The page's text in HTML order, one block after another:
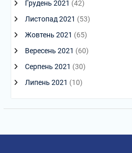
Грудень 2021 (42)
Листопад 2021 (53)
Жовтень 2021 (65)
Вересень 2021 (60)
Серпень 2021 (30)
Липень 2021 (10)